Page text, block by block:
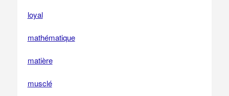
loyal
mathématique
matière
musclé